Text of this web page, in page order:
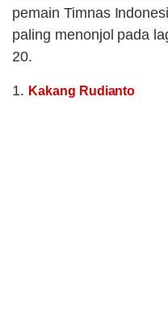
pemain Timnas
paling menonjol pada
20.
1. Kakang Rudianto